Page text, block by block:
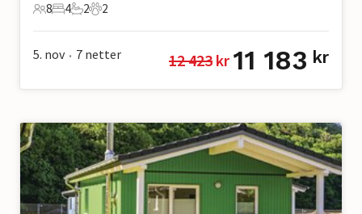
8 Gjester
8
4 Soverom
4
2 Bad
2
2 Kjæledyr
2
5. nov • 7 netter 12 423 kr 11 183 kr